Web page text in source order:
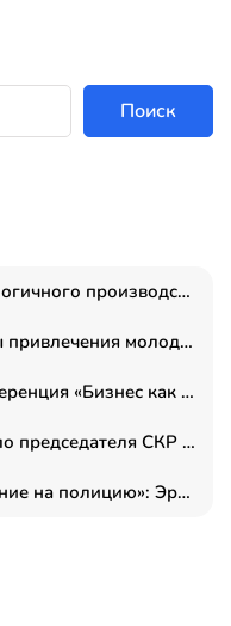
Поиск
От логистики до высокотехнологичного производства: как основатель “гагаринга” выстраивает экосистему безопасности и гражданских БПЛА
Эксперты обсудили механизмы привлечения молодых специалистов в промышленные города
Переговоры в рамке: как конференция «Бизнес как искусство» переформатирует деловой этикет в стенах ТПП РФ
Руководство «СВОИ» попросило председателя СКР дать правовую оценку обысков в тыловом штабе
«Незаконные приказы и давление на полицию»: Эрнеста Султанова задержали у посольства Израиля во время одиночного пикета